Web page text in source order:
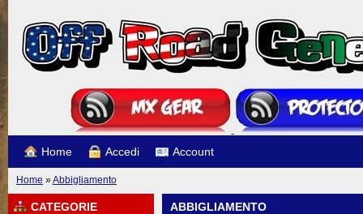
Home Accedi Account
Home »Abbigliamento
CATEGORIE ABBIGLIAMENTO